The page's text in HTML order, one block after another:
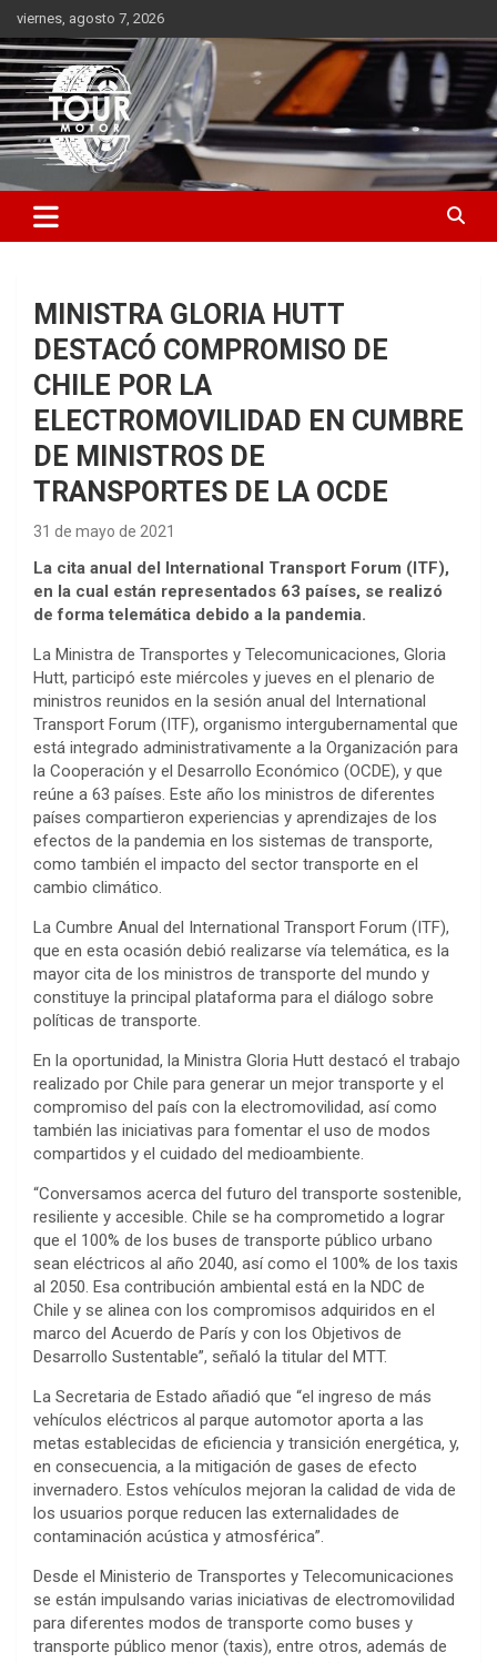
Saltar
al
contenido
viernes, agosto 7, 2026
Tour Motor
Plataforma de contenido audiovisual para el sector automotriz
MINISTRA GLORIA HUTT
DESTACÓ COMPROMISO DE
CHILE POR LA
ELECTROMOVILIDAD EN CUMBRE
DE MINISTROS DE
TRANSPORTES DE LA OCDE
31 de mayo de 2021
La cita anual del International Transport Forum (ITF),
en la cual están representados 63 países, se realizó
de forma telemática debido a la pandemia.
La Ministra de Transportes y Telecomunicaciones, Gloria
Hutt, participó este miércoles y jueves en el plenario de
ministros reunidos en la sesión anual del International
Transport Forum (ITF), organismo intergubernamental que
está integrado administrativamente a la Organización para
la Cooperación y el Desarrollo Económico (OCDE), y que
reúne a 63 países. Este año los ministros de diferentes
países compartieron experiencias y aprendizajes de los
efectos de la pandemia en los sistemas de transporte,
como también el impacto del sector transporte en el
cambio climático.
La Cumbre Anual del International Transport Forum (ITF),
que en esta ocasión debió realizarse vía telemática, es la
mayor cita de los ministros de transporte del mundo y
constituye la principal plataforma para el diálogo sobre
políticas de transporte.
En la oportunidad, la Ministra Gloria Hutt destacó el trabajo
realizado por Chile para generar un mejor transporte y el
compromiso del país con la electromovilidad, así como
también las iniciativas para fomentar el uso de modos
compartidos y el cuidado del medioambiente.
“Conversamos acerca del futuro del transporte sostenible,
resiliente y accesible. Chile se ha comprometido a lograr
que el 100% de los buses de transporte público urbano
sean eléctricos al año 2040, así como el 100% de los taxis
al 2050. Esa contribución ambiental está en la NDC de
Chile y se alinea con los compromisos adquiridos en el
marco del Acuerdo de París y con los Objetivos de
Desarrollo Sustentable”, señaló la titular del MTT.
La Secretaria de Estado añadió que “el ingreso de más
vehículos eléctricos al parque automotor aporta a las
metas establecidas de eficiencia y transición energética, y,
en consecuencia, a la mitigación de gases de efecto
invernadero. Estos vehículos mejoran la calidad de vida de
los usuarios porque reducen las externalidades de
contaminación acústica y atmosférica”.
Desde el Ministerio de Transportes y Telecomunicaciones
se están impulsando varias iniciativas de electromovilidad
para diferentes modos de transporte como buses y
transporte público menor (taxis), entre otros, además de